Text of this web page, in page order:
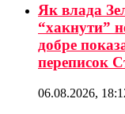
Як влада
“хакнути”
добре
переписок
06.08.2026,